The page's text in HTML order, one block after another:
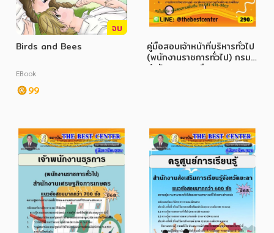
จบ
Birds and Bees
EBook
99
คู่มือสอบเจ้าหน้าที่บริหารทั่วไป
(พนักงานราชการทั่วไป) กรม
กำลังพลทหาร ปี 68